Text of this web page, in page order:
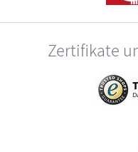
Zertifikate